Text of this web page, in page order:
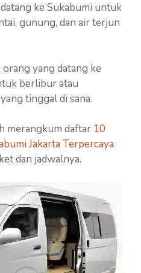
ke Sukabumi untuk
gunung, dan air terjun
yang datang ke
berlibur atau
tinggal di sana.
merangkum daftar 10
Jakarta Terpercaya
dan jadwalnya.